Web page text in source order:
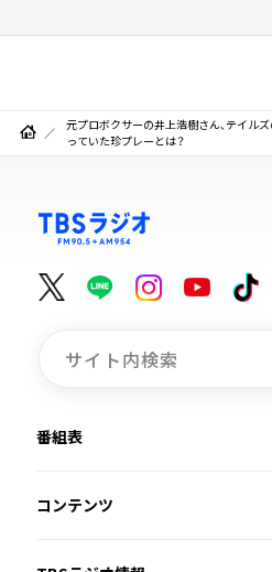
元プロボクサーの井上浩樹さん、テイル
っていた珍プレーとは？
番組表
コンテンツ